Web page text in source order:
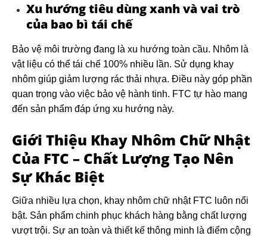
Xu hướng tiêu dùng xanh và vai trò
của bao bì tái chế
Bảo vệ môi trường đang là xu hướng toàn cầu. Nhôm là
vật liệu có thể tái chế 100% nhiều lần. Sử dụng khay
nhôm giúp giảm lượng rác thải nhựa. Điều này góp phần
quan trọng vào việc bảo vệ hành tinh. FTC tự hào mang
đến sản phẩm đáp ứng xu hướng này.
Giới Thiệu Khay Nhôm Chữ Nhật
Của FTC – Chất Lượng Tạo Nên
Sự Khác Biệt
Giữa nhiều lựa chọn, khay nhôm chữ nhật FTC luôn nổi
bật. Sản phẩm chinh phục khách hàng bằng chất lượng
vượt trội. Sự an toàn và thiết kế thông minh là điểm cộng